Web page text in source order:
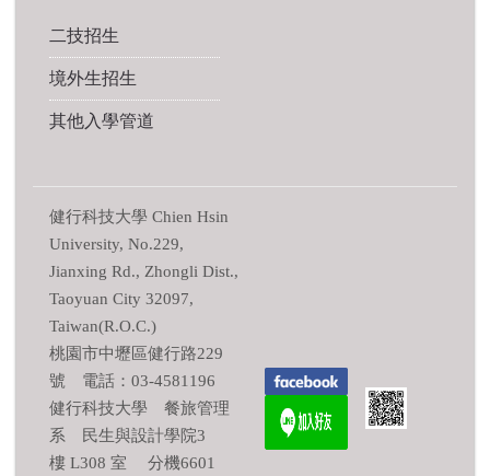
二技招生
境外生招生
其他入學管道
健行科技大學 Chien Hsin
University, No.229,
Jianxing Rd., Zhongli Dist.,
Taoyuan City 32097,
Taiwan(R.O.C.)
桃園市中壢區健行路229
號 電話：03-4581196
健行科技大學 餐旅管理
系 民生與設計學院3
樓 L308 室 分機6601